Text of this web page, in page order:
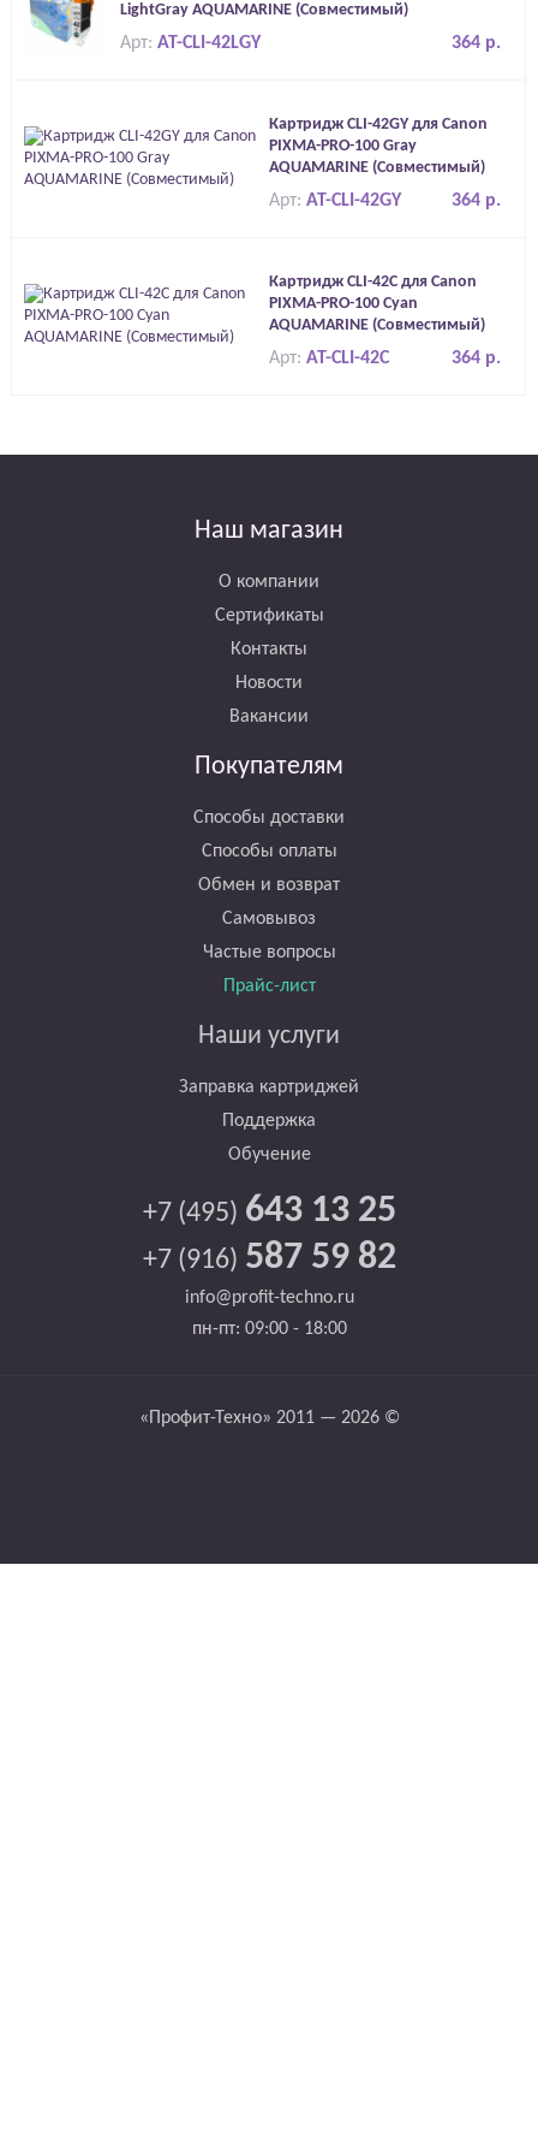
LightGray AQUAMARINE (Совместимый)
364 р.
Арт: AT-CLI-42LGY
Картридж CLI-42GY для Canon
PIXMA-PRO-100 Gray
AQUAMARINE (Совместимый)
364 р.
Арт:AT-CLI-42GY
Картридж CLI-42C для Canon
PIXMA-PRO-100 Cyan
AQUAMARINE (Совместимый)
364 р.
Арт:AT-CLI-42C
Наш магазин
О компании
Сертификаты
Контакты
Новости
Вакансии
Покупателям
Способы доставки
Способы оплаты
Обмен и возврат
Самовывоз
Частые вопросы
Прайс-лист
Наши услуги
Заправка картриджей
Поддержка
Обучение
+7 (495) 643 13 25
+7 (916) 587 59 82
info@profit-techno.ru
пн-пт: 09:00 - 18:00
«Профит-Техно» 2011 — 2026 ©